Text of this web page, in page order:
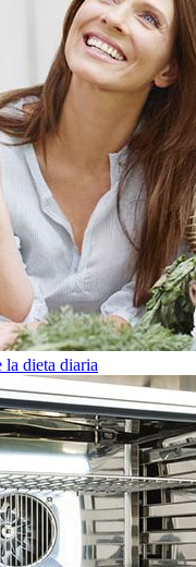
dieta diaria